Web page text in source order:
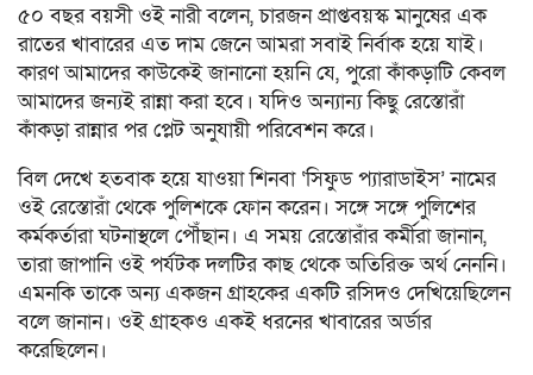
৫০ বছর বয়সী ওই নারী বলেন, চারজন প্রাপ্তবয়স্ক মানুষের এক
রাতের খাবারের এত দাম জেনে আমরা সবাই নির্বাক হয়ে যাই।
কারণ আমাদের কাউকেই জানানো হয়নি যে, পুরো কাঁকড়াটি কেবল
আমাদের জন্যই রান্না করা হবে। যদিও অন্যান্য কিছু রেস্তোরাঁ
কাঁকড়া রান্নার পর প্লেট অনুযায়ী পরিবেশন করে।
বিল দেখে হতবাক হয়ে যাওয়া শিনবা ‘সিফুড প্যারাডাইস’ নামের
ওই রেস্তোরাঁ থেকে পুলিশকে ফোন করেন। সঙ্গে সঙ্গে পুলিশের
কর্মকর্তারা ঘটনাস্থলে পৌঁছান। এ সময় রেস্তোরাঁর কর্মীরা জানান,
তারা জাপানি ওই পর্যটক দলটির কাছ থেকে অতিরিক্ত অর্থ নেননি।
এমনকি তাকে অন্য একজন গ্রাহকের একটি রসিদও দেখিয়েছিলেন
বলে জানান। ওই গ্রাহকও একই ধরনের খাবারের অর্ডার
করেছিলেন।